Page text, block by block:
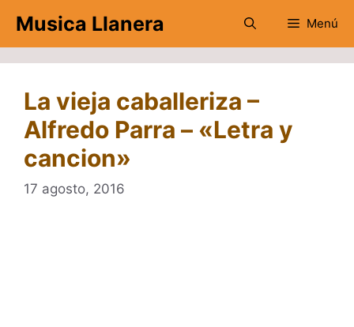
contenido
Musica Llanera Menú
La vieja caballeriza –
Alfredo Parra – «Letra y
cancion»
17 agosto, 2016